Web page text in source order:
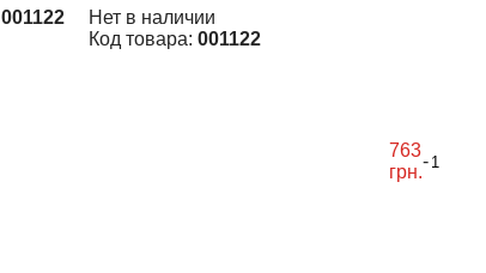
001122
Нет в наличии
Код товара: 001122
763
грн.
-